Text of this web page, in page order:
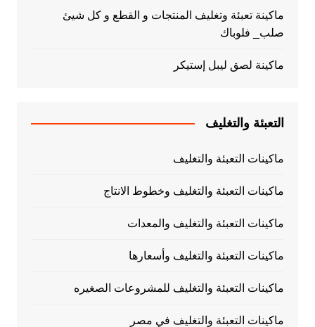
ماكينة تعبئة وتغليف المنتجات و القطع و كل شيئ
صلب_ فلوباك
ماكينة لصق ليبل إستيكر
التعبئة والتغليف
ماكينات التعبئة والتغليف
ماكينات التعبئة والتغليف وخطوط الانتاج
ماكينات التعبئة والتغليف والمعدات
ماكينات التعبئة والتغليف وأسعارها
ماكينات التعبئة والتغليف للمشروعات الصغيره
ماكينات التعبئة والتغليف في مصر